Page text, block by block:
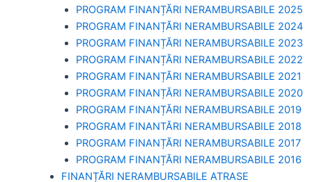
PROGRAM FINANȚĂRI NERAMBURSABILE 2025
PROGRAM FINANȚĂRI NERAMBURSABILE 2024
PROGRAM FINANȚĂRI NERAMBURSABILE 2023
PROGRAM FINANȚĂRI NERAMBURSABILE 2022
PROGRAM FINANȚĂRI NERAMBURSABILE 2021
PROGRAM FINANȚĂRI NERAMBURSABILE 2020
PROGRAM FINANȚĂRI NERAMBURSABILE 2019
PROGRAM FINANTĂRI NERAMBURSABILE 2018
PROGRAM FINANȚĂRI NERAMBURSABILE 2017
PROGRAM FINANȚĂRI NERAMBURSABILE 2016
FINANȚĂRI NERAMBURSABILE ATRASE